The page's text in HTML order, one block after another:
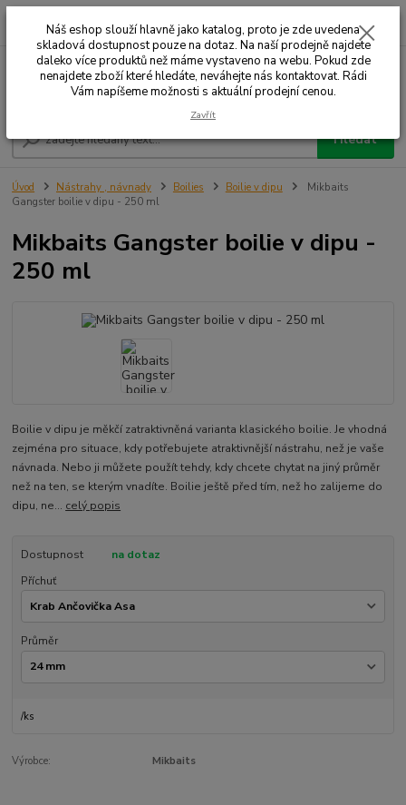
Menu
Hledat
+420 732 707 573 za
Úvod Nástrahy , návnady Boilies Boilie v dipu
Mikbaits
Gangster boilie v dipu - 250 ml
Mikbaits Gangster boilie v dipu -
250 ml
Boilie v dipu je měkčí zatraktivněná varianta klasického boilie. Je vhodná
zejména pro situace, kdy potřebujete atraktivnější nástrahu, než je vaše
návnada. Nebo ji můžete použít tehdy, kdy chcete chytat na jiný průměr
než na ten, se kterým vnadíte. Boilie ještě před tím, než ho zalijeme do
dipu, ne... celý popis
Dostupnost
na dotaz
Příchuť
Průměr
/ks
Výrobce: Mikbaits
Náš eshop slouží hlavně jako katalog, proto je zde uvedena
skladová dostupnost pouze na dotaz. Na naší prodejně najdete
daleko více produktů než máme vystaveno na webu. Pokud zde
nenajdete zboží které hledáte, neváhejte nás kontaktovat. Rádi
Vám napíšeme možnosti s aktuální prodejní cenou.
Zavřít